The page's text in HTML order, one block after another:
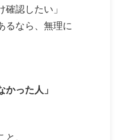
確認したい」
るなら、無理に
かった人」
、